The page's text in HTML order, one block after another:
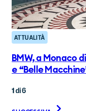
ATTUALITÀ
BMW, a Monaco
e “Belle
1di6